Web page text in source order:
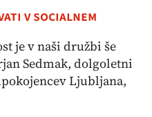
v socialnem
je v naši družbi še
Sedmak, dolgoletni
Ljubljana,